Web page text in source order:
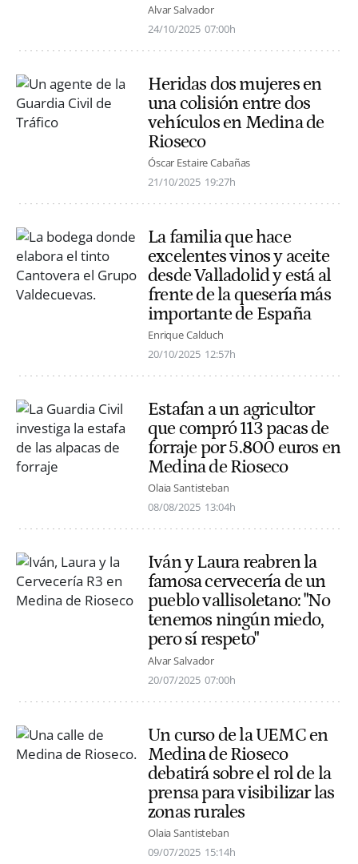
Alvar Salvador
24/10/2025 07:00h
Heridas dos mujeres en
una colisión entre dos
vehículos en Medina de
Rioseco
Óscar Estaire Cabañas
21/10/2025 19:27h
La familia que hace
excelentes vinos y aceite
desde Valladolid y está al
frente de la quesería más
importante de España
Enrique Calduch
20/10/2025 12:57h
Estafan a un agricultor
que compró 113 pacas de
forraje por 5.800 euros en
Medina de Rioseco
Olaia Santisteban
08/08/2025 13:04h
Iván y Laura reabren la
famosa cervecería de un
pueblo vallisoletano: "No
tenemos ningún miedo,
pero sí respeto"
Alvar Salvador
20/07/2025 07:00h
Un curso de la UEMC en
Medina de Rioseco
debatirá sobre el rol de la
prensa para visibilizar las
zonas rurales
Olaia Santisteban
09/07/2025 15:14h